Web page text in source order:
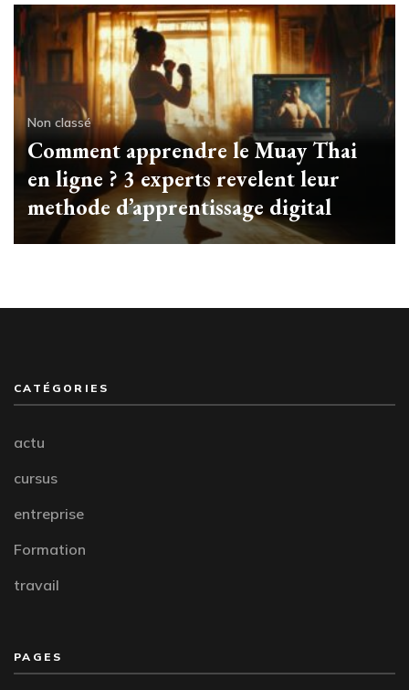
Non classé
Comment apprendre le Muay Thai
en ligne ? 3 experts revelent leur
methode d’apprentissage digital
CATÉGORIES
actu
cursus
entreprise
Formation
travail
PAGES